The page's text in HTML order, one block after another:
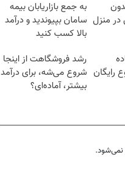
منزل
به جمع بازاریابان بیمه
سامان بپیوندید و درآمد
بالا کسب کنید
رایگان
رشد فروشگاهت از اینجا
شروع می‌شه، برای درآمد
بیشتر، آماده‌ای؟
نمی‌شود.